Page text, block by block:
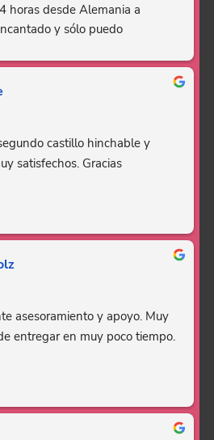
horas desde Alemania a
y sólo puedo
castillo hinchable y
satisfechos. Gracias
asesoramiento y apoyo. Muy
entregar en muy poco tiempo.